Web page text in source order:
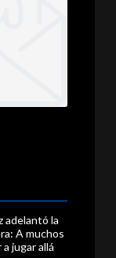
adelantó la
A muchos
jugar allá